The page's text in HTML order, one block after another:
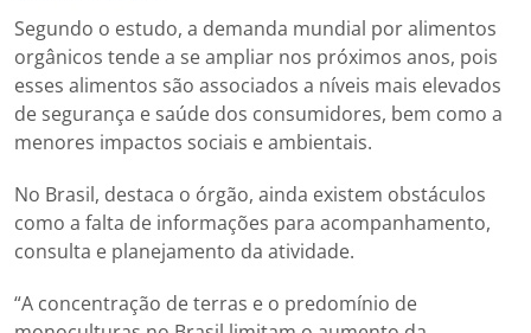
Segundo o estudo, a demanda mundial por alimentos
orgânicos tende a se ampliar nos próximos anos, pois
esses alimentos são associados a níveis mais elevados
de segurança e saúde dos consumidores, bem como a
menores impactos sociais e ambientais.
No Brasil, destaca o órgão, ainda existem obstáculos
como a falta de informações para acompanhamento,
consulta e planejamento da atividade.
“A concentração de terras e o predomínio de